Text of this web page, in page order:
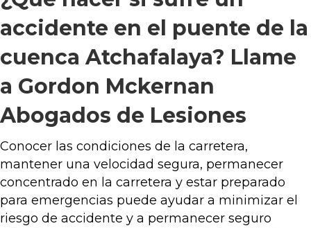
accidente en el puente de la
cuenca Atchafalaya? Llame
a Gordon Mckernan
Abogados de Lesiones
Conocer las condiciones de la carretera,
mantener una velocidad segura, permanecer
concentrado en la carretera y estar preparado
para emergencias puede ayudar a minimizar el
riesgo de accidente y a permanecer seguro